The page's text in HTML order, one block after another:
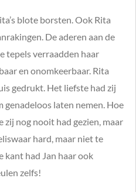
blote borsten. Ook Rita
De aderen aan de
tepels verraadden haar
en onomkeerbaar. Rita
gedrukt. Het liefste had zij
genadeloos laten nemen. Hoe
zij nog nooit had gezien, maar
hard, maar niet te
kant had Jan haar ook
zelfs!